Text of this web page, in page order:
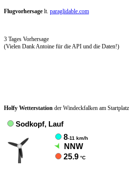
Flugvorhersage lt. paraglidable.com
3 Tages Vorhersage
(Vielen Dank Antoine für die API und die Daten!)
Holfy Wetterstation der Windeckfalken am